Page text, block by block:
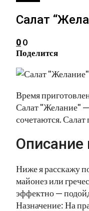
Салат
0 0
Поделится
Время
Салат "Желание" —
сочетаются.
Описание
Ниже я расскажу
майонез или
эффектно —
Назначение: На